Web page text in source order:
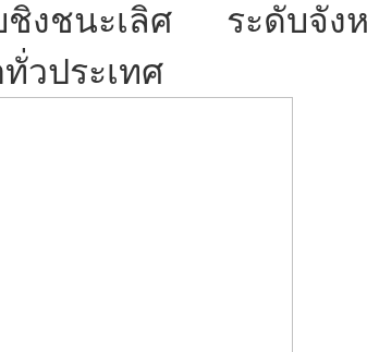
ชิงชนะเลิศ ระดับจัง
วประเทศ